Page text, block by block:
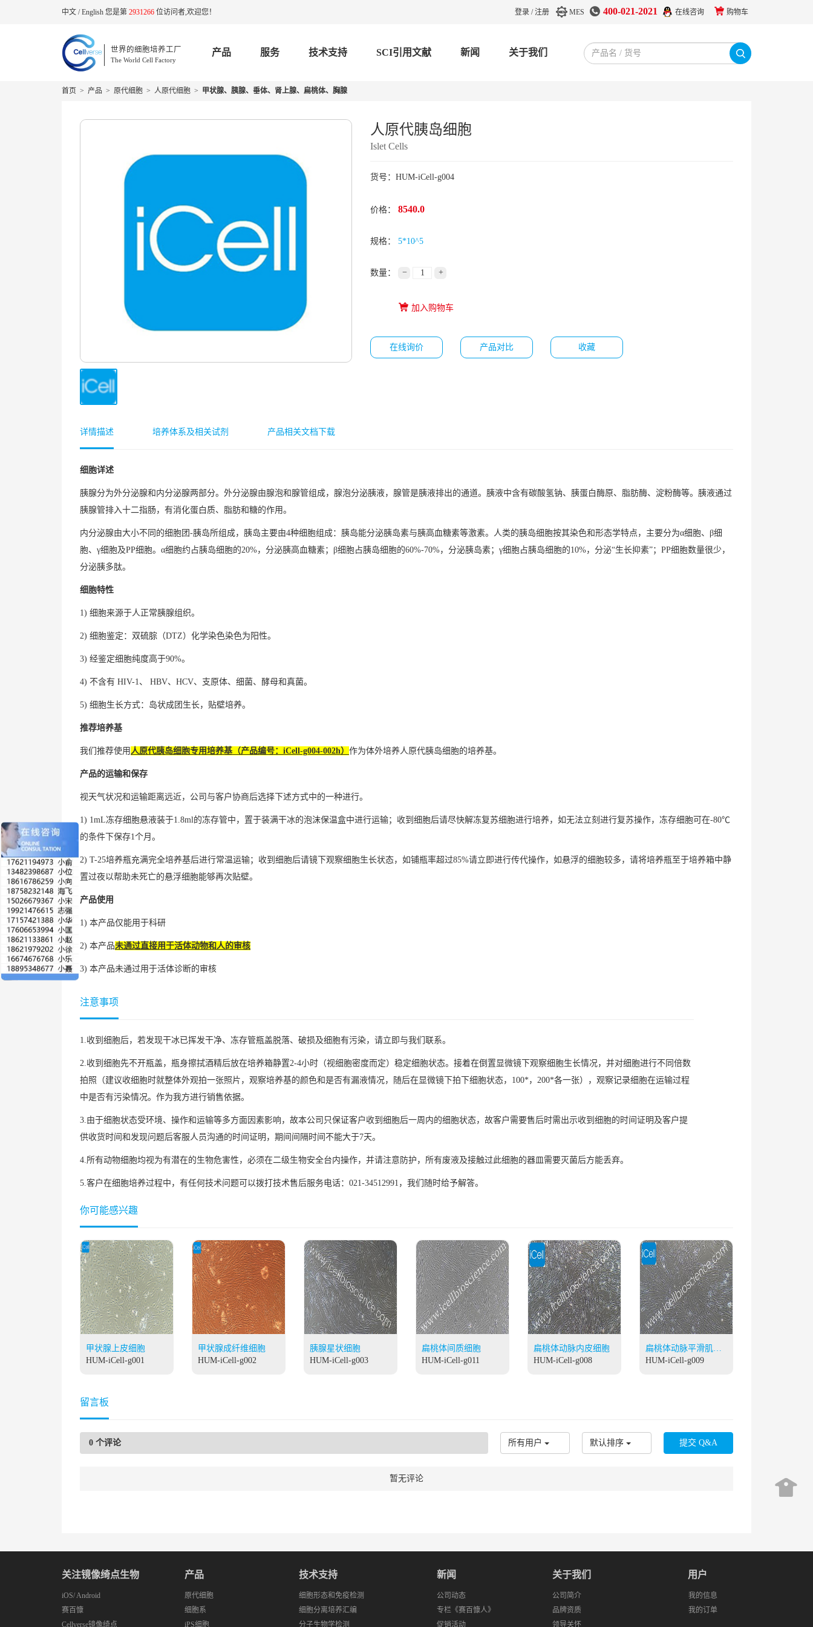
中文 /English 您是第 2931266 位访问者,欢迎您！ 登录 /注册 MES 400-021-2021 在线咨询 购物车
世界的细胞培养工厂
The World Cell Factory
产品 服务 技术支持 SCI引用文献 新闻 关于我们
首页 > 产品 > 原代细胞 > 人原代细胞 > 甲状腺、胰腺、垂体、肾上腺、扁桃体、胸腺
人原代胰岛细胞
Islet Cells
货号：HUM-iCell-g004
价格： 8540.0
规格： 5*10^5
数量： − +
加入购物车
在线询价 产品对比 收藏
详情描述 培养体系及相关试剂 产品相关文档下载
细胞详述
胰腺分为外分泌腺和内分泌腺两部分。外分泌腺由腺泡和腺管组成，腺泡分泌胰液，腺管是胰液排出的通道。胰液中含有碳酸氢钠、胰蛋白酶原、脂肪酶、淀粉酶等。胰液通过
胰腺管排入十二指肠，有消化蛋白质、脂肪和糖的作用。
内分泌腺由大小不同的细胞团-胰岛所组成，胰岛主要由4种细胞组成：胰岛能分泌胰岛素与胰高血糖素等激素。人类的胰岛细胞按其染色和形态学特点，主要分为α细胞、β细
胞、γ细胞及PP细胞。α细胞约占胰岛细胞的20%，分泌胰高血糖素；β细胞占胰岛细胞的60%-70%，分泌胰岛素；γ细胞占胰岛细胞的10%，分泌“生长抑素”；PP细胞数量很少，
分泌胰多肽。
细胞特性
1) 细胞来源于人正常胰腺组织。
2) 细胞鉴定：双硫腙（DTZ）化学染色染色为阳性。
3) 经鉴定细胞纯度高于90%。
4) 不含有 HIV-1、 HBV、HCV、支原体、细菌、酵母和真菌。
5) 细胞生长方式：岛状成团生长，贴壁培养。
推荐培养基
我们推荐使用人原代胰岛细胞专用培养基（产品编号：iCell-g004-002h） 作为体外培养人原代胰岛细胞的培养基。
产品的运输和保存
视天气状况和运输距离远近，公司与客户协商后选择下述方式中的一种进行。
1) 1mL冻存细胞悬液装于1.8ml的冻存管中，置于装满干冰的泡沫保温盒中进行运输；收到细胞后请尽快解冻复苏细胞进行培养，如无法立刻进行复苏操作，冻存细胞可在-80℃
的条件下保存1个月。
2) T-25培养瓶充满完全培养基后进行常温运输；收到细胞后请镜下观察细胞生长状态，如铺瓶率超过85%请立即进行传代操作，如悬浮的细胞较多，请将培养瓶至于培养箱中静
置过夜以帮助未死亡的悬浮细胞能够再次贴壁。
产品使用
1) 本产品仅能用于科研
2) 本产品未通过直接用于活体动物和人的审核
3) 本产品未通过用于活体诊断的审核
注意事项
1.收到细胞后，若发现干冰已挥发干净、冻存管瓶盖脱落、破损及细胞有污染，请立即与我们联系。
2.收到细胞先不开瓶盖，瓶身擦拭酒精后放在培养箱静置2-4小时（视细胞密度而定）稳定细胞状态。接着在倒置显微镜下观察细胞生长情况，并对细胞进行不同倍数
拍照（建议收细胞时就整体外观拍一张照片，观察培养基的颜色和是否有漏液情况，随后在显微镜下拍下细胞状态，100*，200*各一张），观察记录细胞在运输过程
中是否有污染情况。作为我方进行销售依据。
3.由于细胞状态受环境、操作和运输等多方面因素影响，故本公司只保证客户收到细胞后一周内的细胞状态，故客户需要售后时需出示收到细胞的时间证明及客户提
供收货时间和发现问题后客服人员沟通的时间证明，期间间隔时间不能大于7天。
4.所有动物细胞均视为有潜在的生物危害性，必须在二级生物安全台内操作，并请注意防护，所有废液及接触过此细胞的器皿需要灭菌后方能丢弃。
5.客户在细胞培养过程中，有任何技术问题可以拨打技术售后服务电话：021-34512991，我们随时给予解答。
你可能感兴趣
甲状腺上皮细胞
HUM-iCell-g001
甲状腺成纤维细胞
HUM-iCell-g002
胰腺星状细胞
HUM-iCell-g003
扁桃体间质细胞
HUM-iCell-g011
扁桃体动脉内皮细胞
HUM-iCell-g008
扁桃体动脉平滑肌细
胞
HUM-iCell-g009
留言板
0 个评论 所有用户 默认排序
暂无评论
关注镜像绮点生物
iOS/Android
赛百慷
Cellverse镜像绮点
产品
原代细胞
细胞系
iPS细胞
技术支持
细胞形态和免疫检测
细胞分离培养汇编
分子生物学检测
新闻
公司动态
专栏《赛百慷人》
促销活动
关于我们
公司简介
品牌资质
领导关怀
用户
我的信息
我的订单